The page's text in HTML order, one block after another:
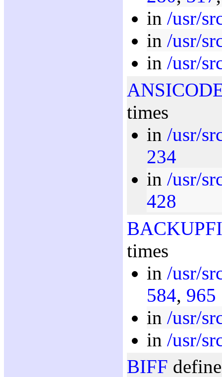
in /usr/
in /usr/
in /usr/
times
in /usr/
234
in /usr/
428
times
in /usr/
584, 965
in /usr/
in /usr/
BIFF